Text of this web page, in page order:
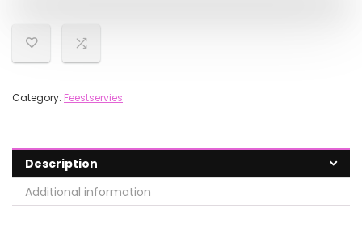
Category: Feestservies
Description
Additional information